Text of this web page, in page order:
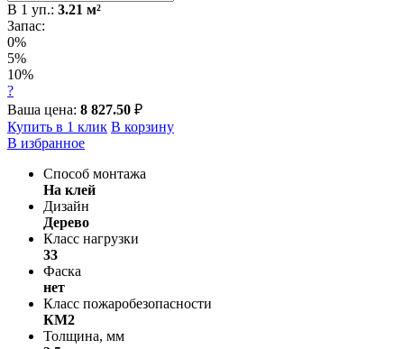
В 1 уп.: 3.21 м²
Запас:
0%
5%
10%
?
Ваша цена: 8 827.50 ₽
Купить в 1 клик В корзину
В избранное
Способ монтажа
На клей
Дизайн
Дерево
Класс нагрузки
33
Фаска
нет
Класс пожаробезопасности
КМ2
Толщина, мм